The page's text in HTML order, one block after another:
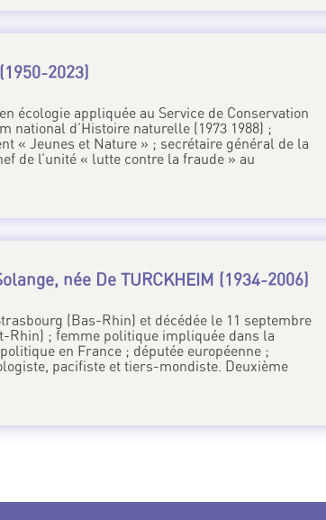
2023)
écologie appliquée au Service de Conservation
national d’Histoire naturelle (1973 1988) ;
« Jeunes et Nature » ; secrétaire général de la
de l’unité « lutte contre la fraude » au
née De TURCKHEIM (1934-2006)
(Bas-Rhin) et décédée le 11 septembre
Rhin) ; femme politique impliquée dans la
en France ; députée européenne ;
pacifiste et tiers-mondiste. Deuxième